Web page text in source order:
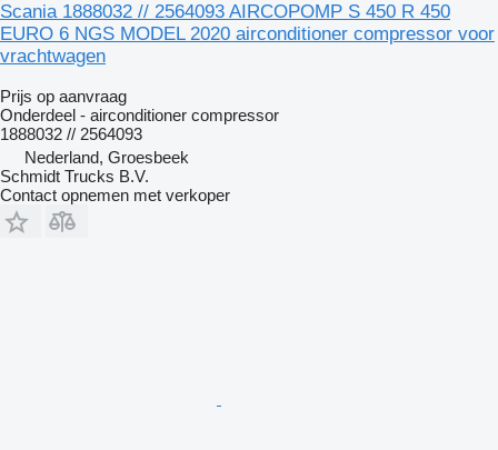
Scania 1888032 // 2564093 AIRCOPOMP S 450 R 450
EURO 6 NGS MODEL 2020 airconditioner compressor voor
vrachtwagen
Prijs op aanvraag
Onderdeel - airconditioner compressor
1888032 // 2564093
Nederland, Groesbeek
Schmidt Trucks B.V.
Contact opnemen met verkoper